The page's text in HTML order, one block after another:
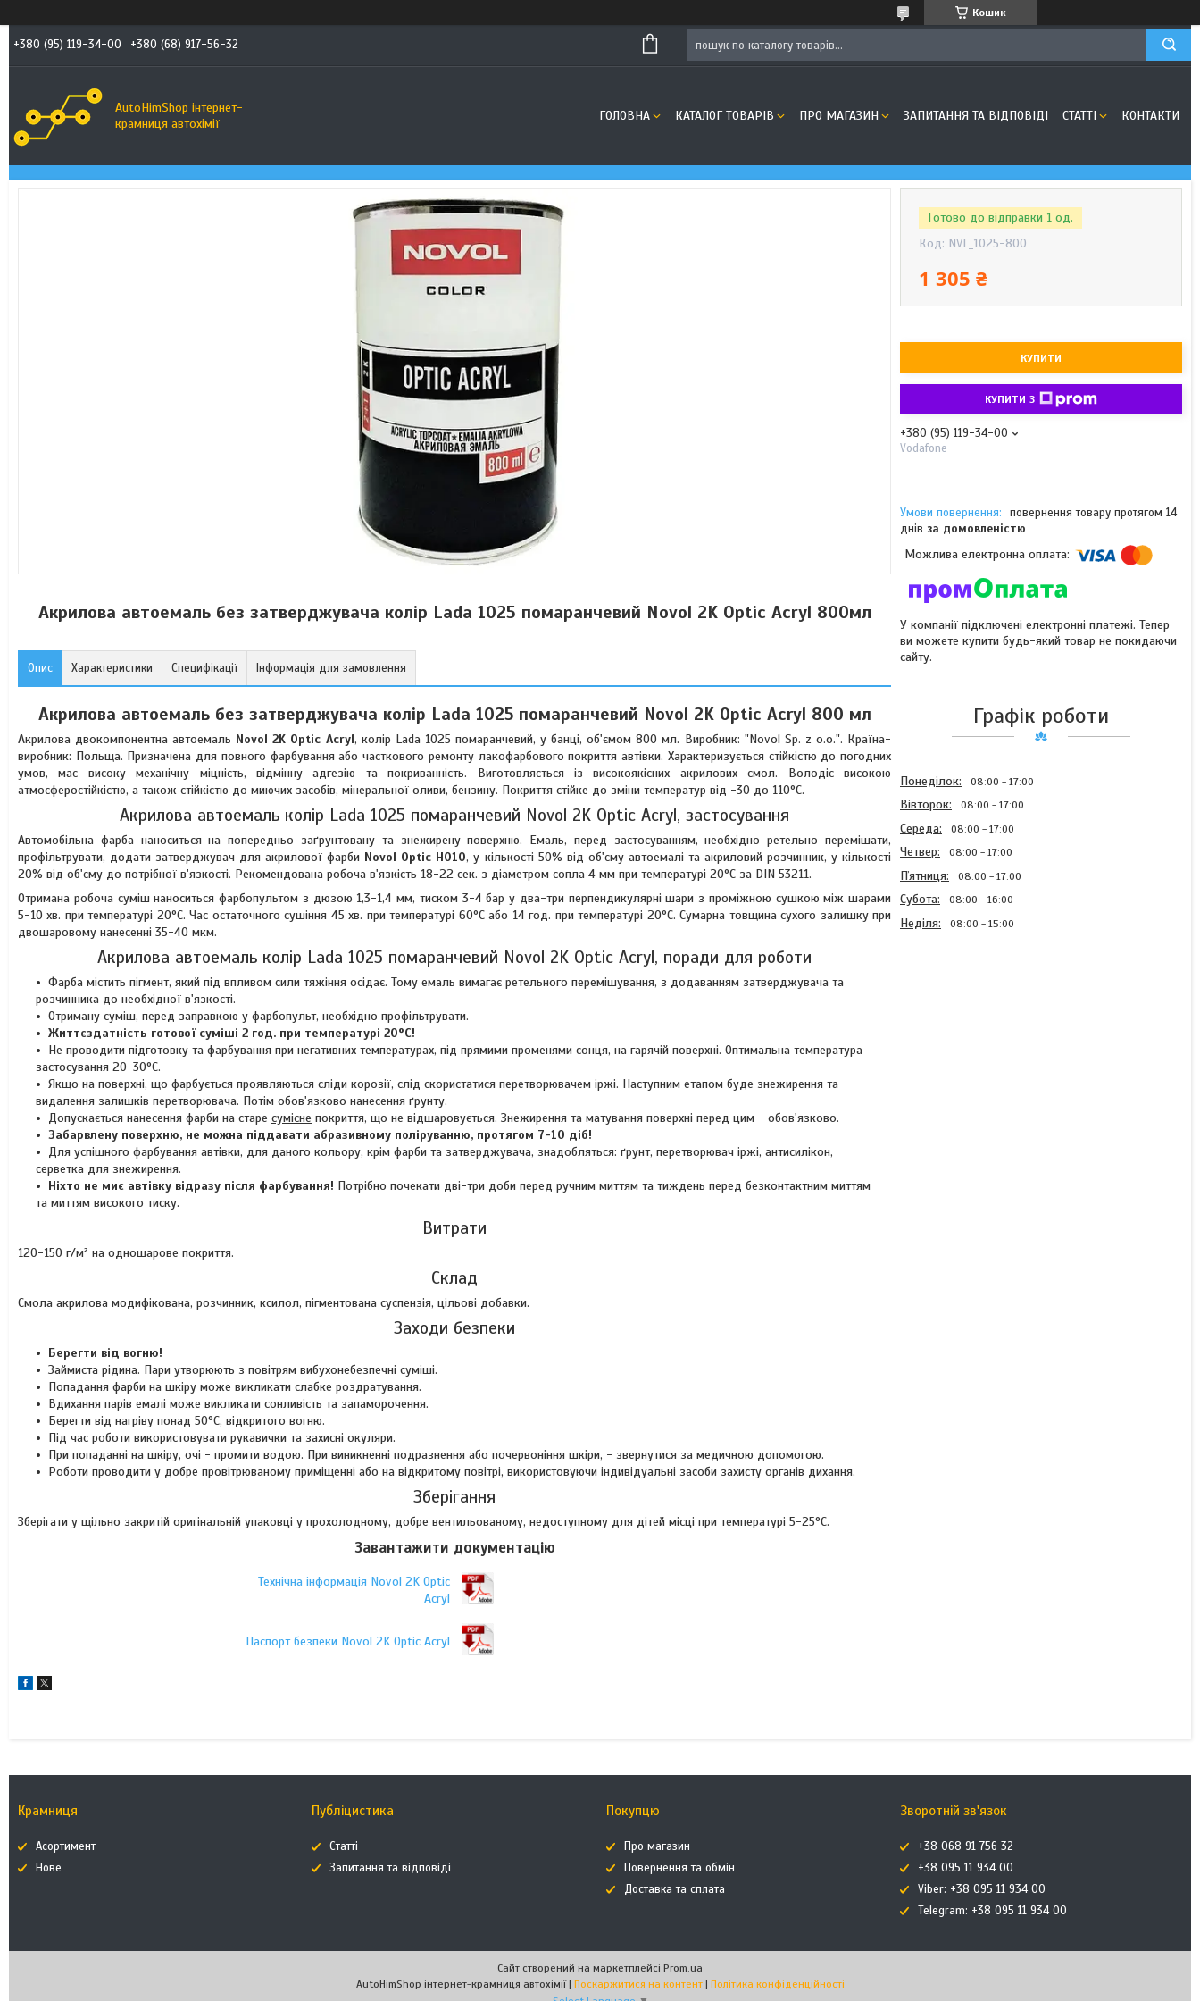
Кошик
+380 (95) 119-34-00 +380 (68) 917-56-32
AutoHimShop інтернет-
крамниця автохімії
ГОЛОВНА КАТАЛОГ ТОВАРІВ ПРО МАГАЗИН ЗАПИТАННЯ ТА ВІДПОВІДІ СТАТТІ КОНТАКТИ
Акрилова автоемаль без затверджувача колір Lada 1025 помаранчевий Novol 2K Optic Acryl 800мл
Опис Характеристики Специфікації Інформація для замовлення
Акрилова автоемаль без затверджувача колір Lada 1025 помаранчевий Novol 2K Optic Acryl 800 мл
Акрилова двокомпонентна автоемаль Novol 2K Optic Acryl, колір Lada 1025 помаранчевий, у банці, об'ємом 800 мл. Виробник: "Novol Sp. z o.o.". Країна-
виробник: Польща. Призначена для повного фарбування або часткового ремонту лакофарбового покриття автівки. Характеризується стійкістю до погодних
умов, має високу механічну міцність, відмінну адгезію та покриванність. Виготовляється із високоякісних акрилових смол. Володіє високою
атмосферостійкістю, а також стійкістю до миючих засобів, мінеральної оливи, бензину. Покриття стійке до зміни температур від -30 до 110°C.
Акрилова автоемаль колір Lada 1025 помаранчевий Novol 2K Optic Acryl, застосування
Автомобільна фарба наноситься на попередньо заґрунтовану та знежирену поверхню. Емаль, перед застосуванням, необхідно ретельно перемішати,
профільтрувати, додати затверджувач для акрилової фарби Novol Optic H010, у кількості 50% від об'єму автоемалі та акриловий розчинник, у кількості
20% від об'єму до потрібної в'язкості. Рекомендована робоча в'язкість 18-22 сек. з діаметром сопла 4 мм при температурі 20°C за DIN 53211.
Отримана робоча суміш наноситься фарбопультом з дюзою 1,3-1,4 мм, тиском 3-4 бар у два-три перпендикулярні шари з проміжною сушкою між шарами
5-10 хв. при температурі 20°C. Час остаточного сушіння 45 хв. при температурі 60°C або 14 год. при температурі 20°C. Сумарна товщина сухого залишку при
двошаровому нанесенні 35-40 мкм.
Акрилова автоемаль колір Lada 1025 помаранчевий Novol 2K Optic Acryl, поради для роботи
Фарба містить пігмент, який під впливом сили тяжіння осідає. Тому емаль вимагає ретельного перемішування, з додаванням затверджувача та
розчинника до необхідної в'язкості.
Отриману суміш, перед заправкою у фарбопульт, необхідно профільтрувати.
Життєздатність готової суміші 2 год. при температурі 20°C!
Не проводити підготовку та фарбування при негативних температурах, під прямими променями сонця, на гарячій поверхні. Оптимальна температура
застосування 20-30°C.
Якщо на поверхні, що фарбується проявляються сліди корозії, слід скористатися перетворювачем іржі. Наступним етапом буде знежирення та
видалення залишків перетворювача. Потім обов'язково нанесення ґрунту.
Допускається нанесення фарби на старе сумісне покриття, що не відшаровується. Знежирення та матування поверхні перед цим - обов'язково.
Забарвлену поверхню, не можна піддавати абразивному поліруванню, протягом 7-10 діб!
Для успішного фарбування автівки, для даного кольору, крім фарби та затверджувача, знадобляться: ґрунт, перетворювач іржі, антисилікон,
серветка для знежирення.
Ніхто не миє автівку відразу після фарбування! Потрібно почекати дві-три доби перед ручним миттям та тиждень перед безконтактним миттям
та миттям високого тиску.
Витрати
120-150 г/м² на одношарове покриття.
Склад
Смола акрилова модифікована, розчинник, ксилол, пігментована суспензія, цільові добавки.
Заходи безпеки
Берегти від вогню!
Займиста рідина. Пари утворюють з повітрям вибухонебезпечні суміші.
Попадання фарби на шкіру може викликати слабке роздратування.
Вдихання парів емалі може викликати сонливість та запаморочення.
Берегти від нагріву понад 50°C, відкритого вогню.
Під час роботи використовувати рукавички та захисні окуляри.
При попаданні на шкіру, очі - промити водою. При виникненні подразнення або почервоніння шкіри, - звернутися за медичною допомогою.
Роботи проводити у добре провітрюваному приміщенні або на відкритому повітрі, використовуючи індивідуальні засоби захисту органів дихання.
Зберігання
Зберігати у щільно закритій оригінальній упаковці у прохолодному, добре вентильованому, недоступному для дітей місці при температурі 5-25°C.
Завантажити документацію
Технічна інформація Novol 2K Optic
Acryl
Паспорт безпеки Novol 2K Optic Acryl
Готово до відправки 1 од.
Код: NVL_1025-800
1 305 ₴
КУПИТИ
КУПИТИ З
+380 (95) 119-34-00
Vodafone
повернення товару протягом 14
днів за домовленістю
У компанії підключені електронні платежі. Тепер
ви можете купити будь-який товар не покидаючи
сайту.
Графік роботи
Понеділок 08:00 17:00
Вівторок 08:00 17:00
Середа 08:00 17:00
Четвер 08:00 17:00
Пʼятниця 08:00 17:00
Субота 08:00 16:00
Неділя 08:00 15:00
Крамниця
Асортимент
Нове
Публіцистика
Статті
Запитання та відповіді
Покупцю
Про магазин
Повернення та обмін
Доставка та сплата
Зворотній зв'язок
+38 068 91 756 32
+38 095 11 934 00
Viber: +38 095 11 934 00
Telegram: +38 095 11 934 00
Сайт створений на маркетплейсі Prom.ua
AutoHimShop інтернет-крамниця автохімії | Поскаржитися на контент | Політика конфіденційності